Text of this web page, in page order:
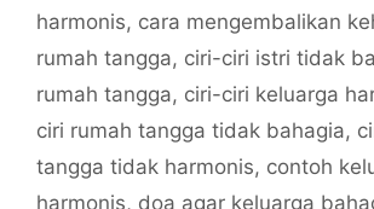
harmonis, cara mengembalikan
rumah tangga, ciri-ciri istri tidak
rumah tangga, ciri-ciri keluarga
ciri rumah tangga tidak bahagia,
tangga tidak harmonis, contoh
harmonis, doa agar keluarga